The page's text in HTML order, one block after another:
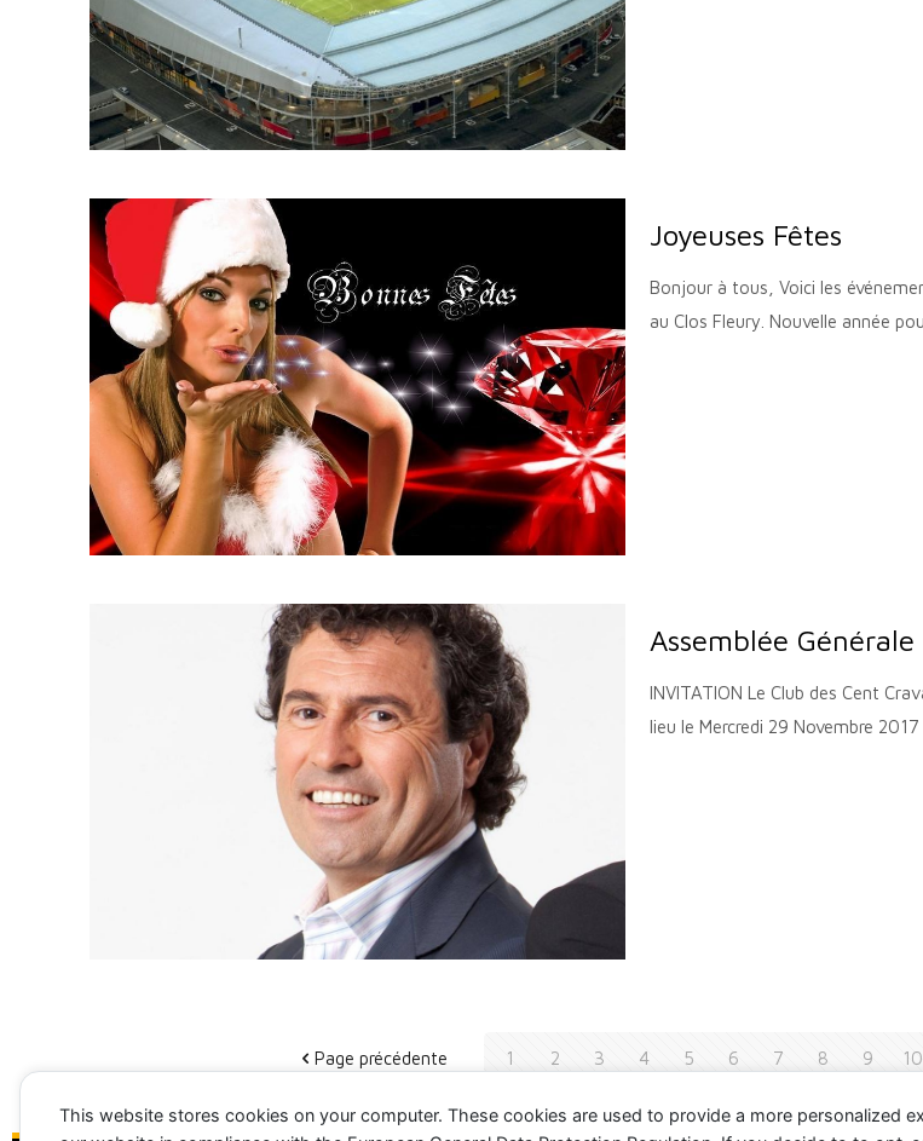
Joyeuses Fêtes
Bonjour à tous, Voici les
au Clos Fleury. Nouvelle année
Assemblée
INVITATION Le Club des Cent
lieu le Mercredi 29 Novembre
Page précédente 1 2 3 4 5 6 7 8 9 10
This website stores cookies on your computer. These cookies are used to provide a more personalized